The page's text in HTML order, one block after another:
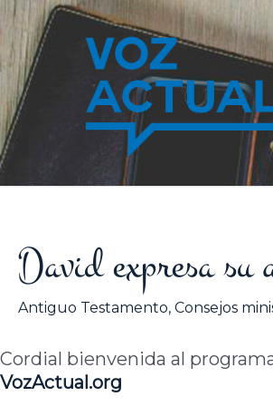
contenido
David expresa su
Antiguo Testamento, Consejos
Cordial bienvenida al
VozActual.org